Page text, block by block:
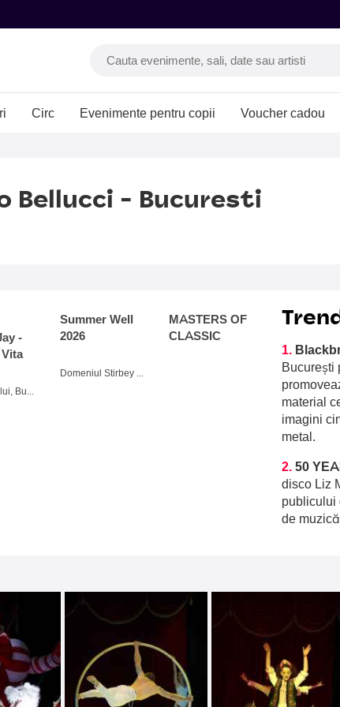
Circ Evenimente pentru copii Voucher cadou
Bellucci - Bucuresti
-
Sala Palatului, Bucuresti
Summer Well
2026
Domeniul Stirbey Voda, Buftea
MASTERS OF
CLASSIC
1.
București
material
imagini
metal.
2. 50
disco Liz
publicului
de